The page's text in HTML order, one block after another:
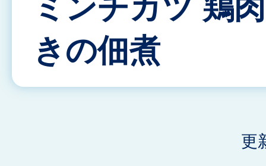
ミンチカツ 鶏
きの佃煮
更